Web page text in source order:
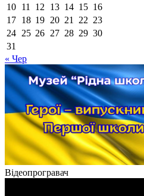
10 11 12 13 14 15 16
17 18 19 20 21 22 23
24 25 26 27 28 29 30
31
« Чер
Відеопрогравач